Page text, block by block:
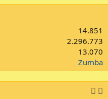
14.851
2.296.773
13.070
Zumba